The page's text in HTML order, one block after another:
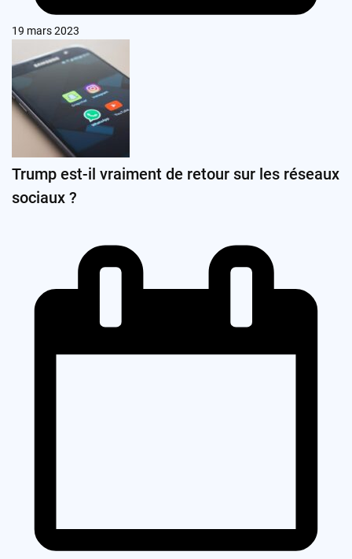
19 mars 2023
Trump est-il vraiment de retour sur les réseaux
sociaux ?